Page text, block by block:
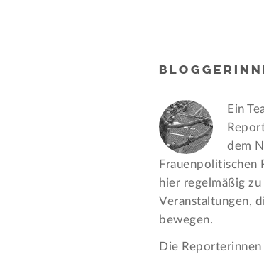
Ein
dem
Frauen­politischen
hier regelmäßig zu
Veran­staltungen,
bewegen.
Die